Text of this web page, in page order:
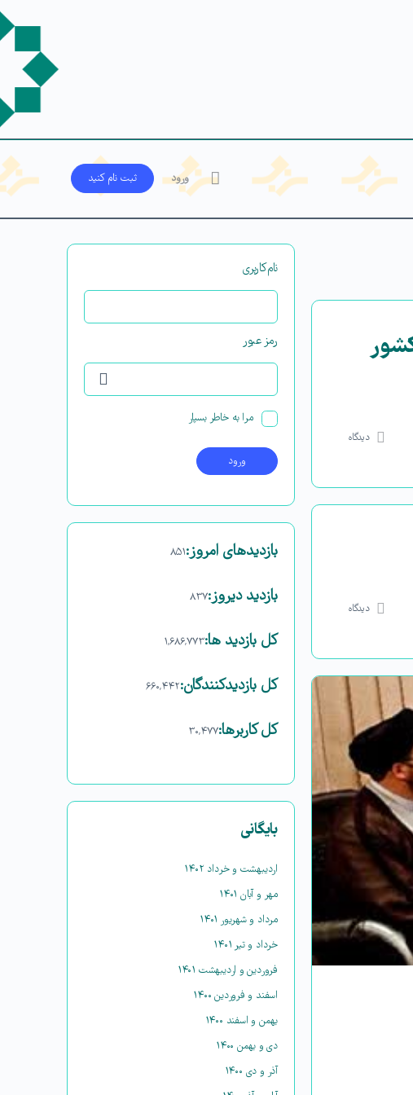
ورود ثبت‌ نام کنید
دیدگاه
دیدگاه
نام‌کاربری
رمز عبور
مرا به خاطر بسپار
بازدیدهای امروز:۸۵۱
بازدید دیروز:۸۳۷
کل بازدید ها:۱,۶۸۶,۷۷۳
کل بازدیدکنند‌گان:۶۶۰,۴۴۲
کل کاربرها:۳۰,۴۷۷
بایگانی
اردیبهشت و خرداد ۱۴۰۲
مهر و آبان ۱۴۰۱
مرداد و شهریور ۱۴۰۱
خرداد و تیر ۱۴۰۱
فروردین و اردیبهشت ۱۴۰۱
اسفند و فروردین ۱۴۰۰
بهمن و اسفند ۱۴۰۰
دی و بهمن ۱۴۰۰
آذر و دی ۱۴۰۰